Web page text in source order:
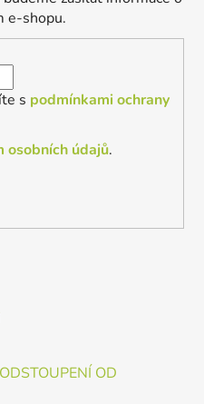
e-shopu.
s podmínkami ochrany
osobních údajů.
OD